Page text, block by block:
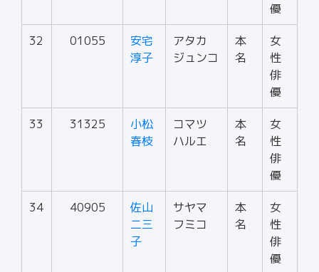
優
32 01055
安宅
淳子
アタカ
ジュンコ
本
名
女
性
俳
優
33 31325
小松
春枝
コマツ
ハルエ
本
名
女
性
俳
優
34 40905
佐山
二三
子
サヤマ
フミコ
本
名
女
性
俳
優